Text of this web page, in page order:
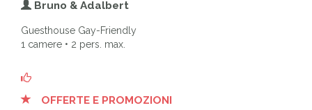
Bruno & Adalbert
Guesthouse Gay-Friendly
1 camere • 2 pers. max.
OFFERTE E PROMOZIONI